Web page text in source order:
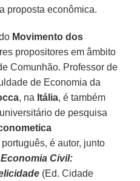
proposta econômica.
Movimento dos
propositores em âmbito
Comunhão. Professor de
de Economia da
, na Itália, é também
de pesquisa
português, é autor, junto
Economia Civil:
(Ed. Cidade